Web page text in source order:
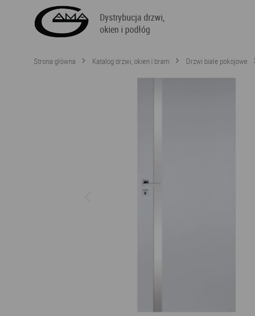
Dystrybucja drzwi,
okien i podłóg
Strona główna Katalog drzwi, okien i bram Drzwi białe pokojowe